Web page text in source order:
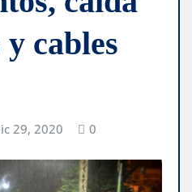
cables
29, 2020 0